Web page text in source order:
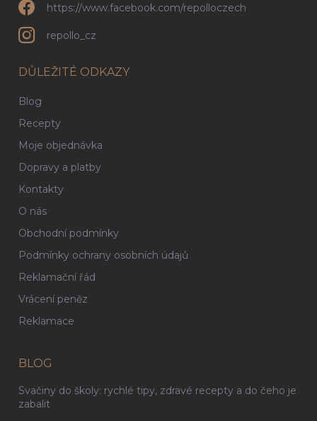
https://www.facebook.com/repolloczech
repollo_cz
DŮLEŽITÉ ODKAZY
Blog
Recepty
Moje objednávka
Dopravy a platby
Kontakty
O nás
Obchodní podmínky
Podmínky ochrany osobních údajů
Reklamační řád
Vrácení peněz
Reklamace
BLOG
Svačiny do školy: rychlé tipy, zdravé recepty a do čeho je
zabalit